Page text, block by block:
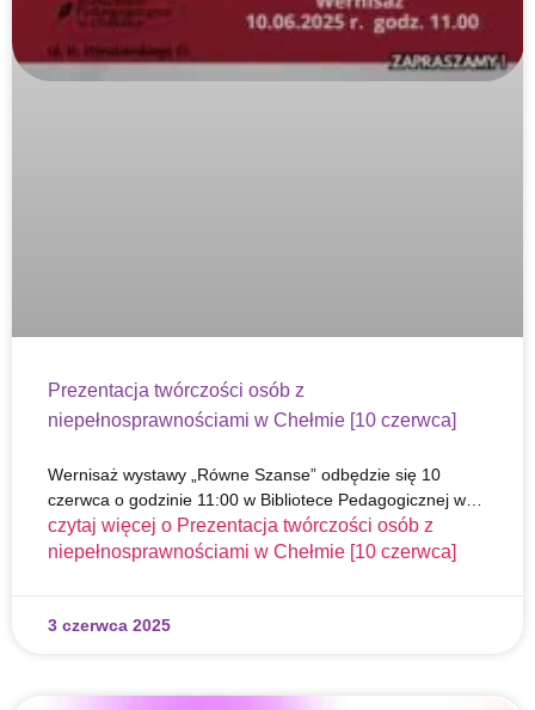
Prezentacja twórczości osób z
niepełnosprawnościami w Chełmie [10 czerwca]
Wernisaż wystawy „Równe Szanse” odbędzie się 10
czerwca o godzinie 11:00 w Bibliotece Pedagogicznej w…
czytaj więcej o Prezentacja twórczości osób z
niepełnosprawnościami w Chełmie [10 czerwca]
3 czerwca 2025